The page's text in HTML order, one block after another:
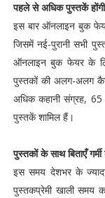
पहले से अधिक पुस्तकें
इस बार ऑनलाइन बुक
जिसमें नई-पुरानी सभी
ऑनलाइन बुक फेयर के
पुस्तकों की अलग-अलग
अधिक कहानी संग्रह,
पुस्तकें शामिल हैं।
पुस्तकों के साथ बिताएँ
इस समय देशभर के
पुस्तकप्रेमी खाली समय